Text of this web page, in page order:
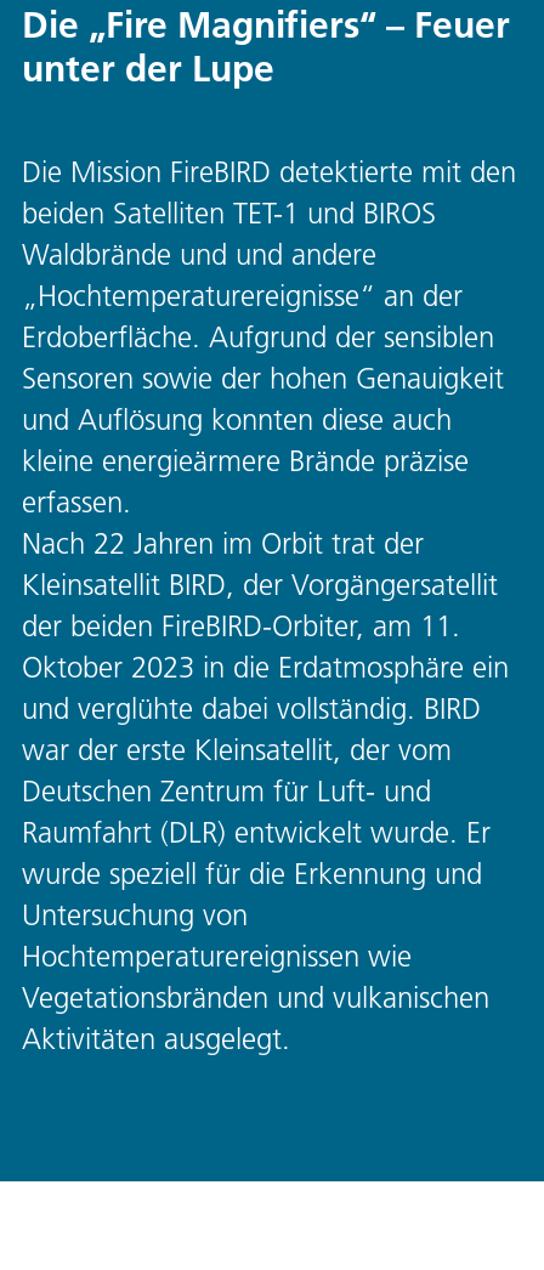
Die „Fire Magnifiers“ – Feuer
unter der Lupe
Die Mission FireBIRD detektierte mit den
beiden Satelliten TET-1 und BIROS
Waldbrände und und andere
„Hochtemperaturereignisse“ an der
Erdoberfläche. Aufgrund der sensiblen
Sensoren sowie der hohen Genauigkeit
und Auflösung konnten diese auch
kleine energieärmere Brände präzise
erfassen.
Nach 22 Jahren im Orbit trat der
Kleinsatellit BIRD, der Vorgängersatellit
der beiden FireBIRD-Orbiter, am 11.
Oktober 2023 in die Erdatmosphäre ein
und verglühte dabei vollständig. BIRD
war der erste Kleinsatellit, der vom
Deutschen Zentrum für Luft- und
Raumfahrt (DLR) entwickelt wurde. Er
wurde speziell für die Erkennung und
Untersuchung von
Hochtemperaturereignissen wie
Vegetationsbränden und vulkanischen
Aktivitäten ausgelegt.